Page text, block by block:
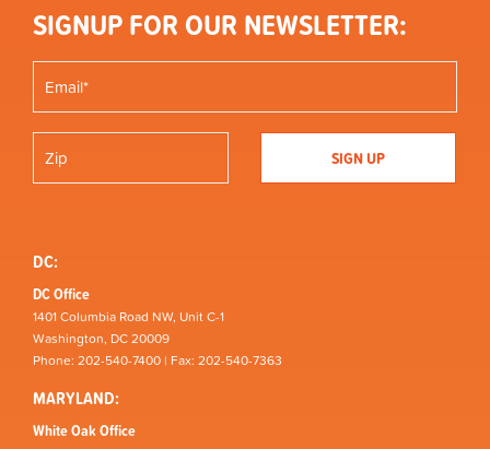
SIGNUP FOR OUR NEWSLETTER:
DC:
DC Office
1401 Columbia Road NW, Unit C-1
Washington, DC 20009
Phone: 202-540-7400 | Fax: 202-540-7363
MARYLAND:
White Oak Office